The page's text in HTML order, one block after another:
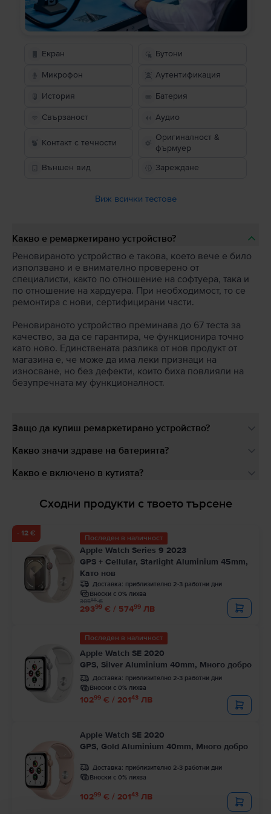
Екран Бутони
Микрофон Аутентификация
История Батерия
Свързаност Аудио
Контакт с течности
Оригиналност &
фърмуер
Външен вид
Зареждане
Виж всички тестове
Какво е ремаркетирано устройство?
Реновираното устройство е такова, което вече е било
използвано и е внимателно проверено от
специалисти, както по отношение на софтуера, така и
по отношение на хардуера. При необходимост, то се
ремонтира с нови, сертифицирани части.
Реновираното устройство преминава до 67 теста за
качество, за да се гарантира, че функционира точно
като ново. Единствената разлика от нов продукт от
магазина е, че може да има леки признаци на
износване, но без дефекти, които биха повлияли на
безупречната му функционалност.
Защо да купиш ремаркетирано устройство?
Какво значи здраве на батерията?
Какво е включено в кутията?
Сходни продукти с твоето търсене
- 12 €
Последен в наличност
Apple Watch Series 9 2023
GPS + Cellular, Starlight Aluminium 45mm,
Като нов
Доставка: приблизително 2-3 работни дни
Вноски с 0% лихва
29399 € / 57499 ЛВ
30599€
Последен в наличност
Apple Watch SE 2020
GPS, Silver Aluminium 40mm, Много добро
Доставка: приблизително 2-3 работни дни
Вноски с 0% лихва
10299 € / 20143 ЛВ
Apple Watch SE 2020
GPS, Gold Aluminium 40mm, Много добро
Доставка: приблизително 2-3 работни дни
Вноски с 0% лихва
10299 € / 20143 ЛВ